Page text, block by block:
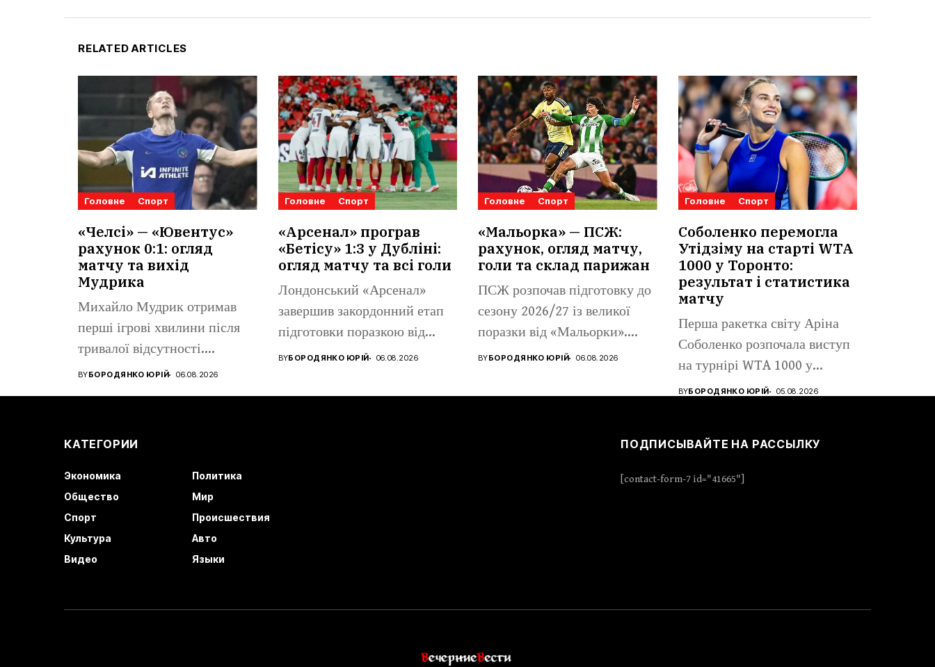
RELATED ARTICLES
Головне Спорт
«Челсі» — «Ювентус»
рахунок 0:1: огляд
матчу та вихід
Мудрика
Михайло Мудрик отримав
перші ігрові хвилини після
тривалої відсутності.
Український вінгер вийшов...
BYБОРОДЯНКО ЮРІЙ 06.08.2026
Головне Спорт
«Арсенал» програв
«Бетісу» 1:3 у Дубліні:
огляд матчу та всі голи
Лондонський «Арсенал»
завершив закордонний етап
підготовки поразкою від
«Реал Бетіса». Іспанський
BYБОРОДЯНКО ЮРІЙ 06.08.2026
Головне Спорт
«Мальорка» — ПСЖ:
рахунок, огляд матчу,
голи та склад парижан
ПСЖ розпочав підготовку до
сезону 2026/27 із великої
поразки від «Мальорки».
Іспанський...
BYБОРОДЯНКО ЮРІЙ 06.08.2026
Головне Спорт
Соболенко перемогла
Утідзіму на старті WTA
1000 у Торонто:
результат і статистика
матчу
Перша ракетка світу Аріна
Соболенко розпочала виступ
на турнірі WTA 1000 у...
BYБОРОДЯНКО ЮРІЙ 05.08.2026
КАТЕГОРИИ
Экономика
Политика
Общество
Мир
Спорт
Происшествия
Культура
Авто
Видео
Языки
ПОДПИСЫВАЙТЕ НА РАССЫЛКУ
[contact-form-7 id="41665"]